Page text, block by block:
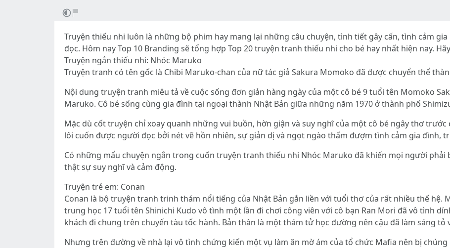
Truyện thiếu nhi luôn là những bộ phim hay mang lại những câu chuyện, tình tiết gây cấn, tình cảm
đọc. Hôm nay Top 10 Branding sẽ tổng hợp Top 20 truyện tranh thiếu nhi cho bé hay nhất hiện nay.
Truyện ngắn thiếu nhi: Nhóc Maruko
Truyện tranh có tên gốc là Chibi Maruko-chan của nữ tác giả Sakura Momoko đã được chuyển thể
Nội dung truyện tranh miêu tả về cuộc sống đơn giản hàng ngày của một cô bé 9 tuổi tên Momoko
Maruko. Cô bé sống cùng gia đình tại ngoại thành Nhật Bản giữa những năm 1970 ở thành phố
Mặc dù cốt truyện chỉ xoay quanh những vui buồn, hờn giận và suy nghĩ của một cô bé ngây thơ
lôi cuốn được người đọc bởi nét vẽ hồn nhiên, sự giản dị và ngọt ngào thấm đượm tình cảm gia đình,
Có những mẩu chuyện ngắn trong cuốn truyện tranh thiếu nhi Nhóc Maruko đã khiến mọi người phải
thật sự suy nghĩ và cảm động.
Truyện trẻ em: Conan
Conan là bộ truyện tranh trinh thám nổi tiếng của Nhật Bản gắn liền với tuổi thơ của rất nhiều thế hệ.
trung học 17 tuổi tên Shinichi Kudo vô tình một lần đi chơi công viên với cô bạn Ran Mori đã vô tình
khách đi chung trên chuyến tàu tốc hành. Bản thân là một thám tử học đường nên cậu đã làm sáng tỏ
Nhưng trên đường về nhà lại vô tình chứng kiến một vụ làm ăn mờ ám của tổ chức Mafia nên bị